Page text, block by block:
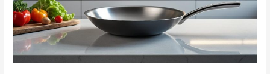
des
chefs
en
?